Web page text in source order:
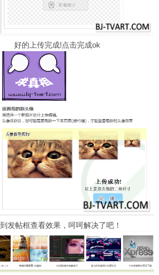
好的上传完成!点击完成ok
发帖框查看效果，呵呵解决了吧！